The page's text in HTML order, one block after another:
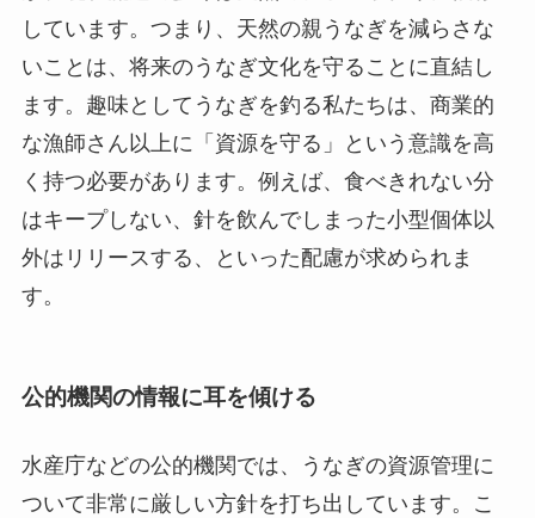
しています。つまり、天然の親うなぎを減らさな
いことは、将来のうなぎ文化を守ることに直結し
ます。趣味としてうなぎを釣る私たちは、商業的
な漁師さん以上に「資源を守る」という意識を高
く持つ必要があります。例えば、食べきれない分
はキープしない、針を飲んでしまった小型個体以
外はリリースする、といった配慮が求められま
す。
公的機関の情報に耳を傾ける
水産庁などの公的機関では、うなぎの資源管理に
ついて非常に厳しい方針を打ち出しています。こ